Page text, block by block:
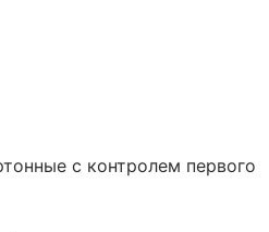
с контролем первого